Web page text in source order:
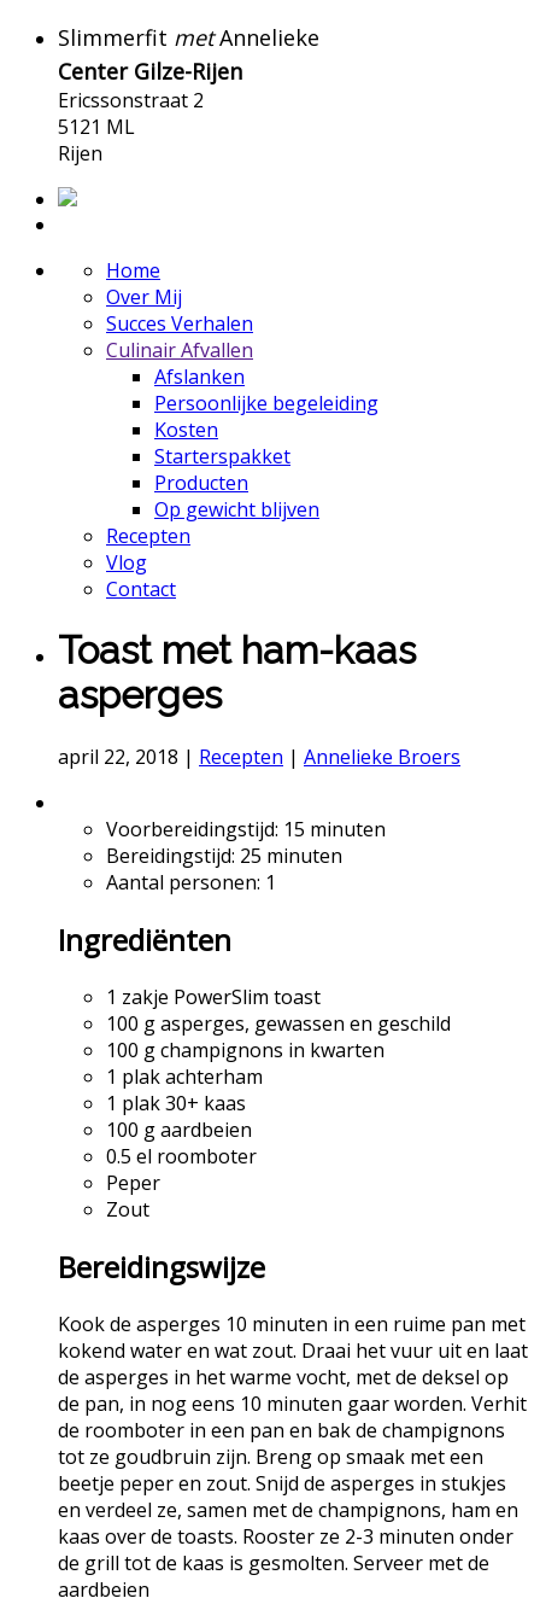
Slimmerfit metAnnelieke
Center Gilze-Rijen
Ericssonstraat 2
5121 ML
Rijen
Home
Over Mij
Succes Verhalen
Culinair Afvallen
Afslanken
Persoonlijke begeleiding
Kosten
Starterspakket
Producten
Op gewicht blijven
Recepten
Vlog
Contact
Toast met ham-kaas
asperges
april 22, 2018 | Recepten | Annelieke Broers
Voorbereidingstijd: 15 minuten
Bereidingstijd: 25 minuten
Aantal personen: 1
Ingrediënten
1 zakje PowerSlim toast
100 g asperges, gewassen en geschild
100 g champignons in kwarten
1 plak achterham
1 plak 30+ kaas
100 g aardbeien
0.5 el roomboter
Peper
Zout
Bereidingswijze
Kook de asperges 10 minuten in een ruime pan met
kokend water en wat zout. Draai het vuur uit en laat
de asperges in het warme vocht, met de deksel op
de pan, in nog eens 10 minuten gaar worden. Verhit
de roomboter in een pan en bak de champignons
tot ze goudbruin zijn. Breng op smaak met een
beetje peper en zout. Snijd de asperges in stukjes
en verdeel ze, samen met de champignons, ham en
kaas over de toasts. Rooster ze 2-3 minuten onder
de grill tot de kaas is gesmolten. Serveer met de
aardbeien